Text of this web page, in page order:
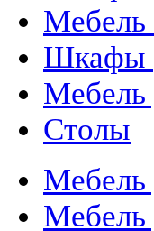
Мебель
Шкафы
Мебель
Столы
Мебель
Мебель